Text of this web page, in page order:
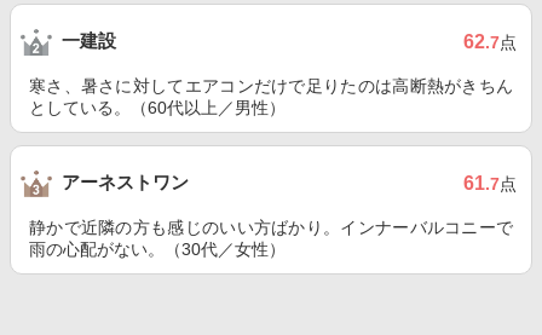
一建設 62.7点
寒さ、暑さに対してエアコンだけで足りたのは高断熱がきちん
としている。（60代以上／男性）
アーネストワン 61.7点
静かで近隣の方も感じのいい方ばかり。インナーバルコニーで
雨の心配がない。（30代／女性）